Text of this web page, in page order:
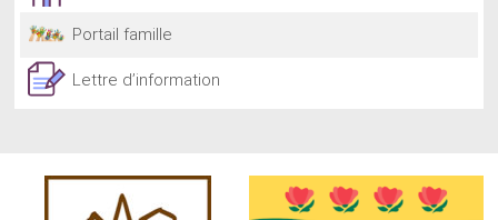
Portail famille
Lettre d’information